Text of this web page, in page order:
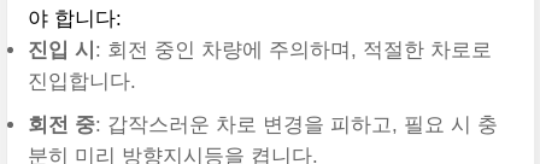
야 합니다:
진입 시 : 회전 중인 차량에 주의하며, 적절한 차로로
진입합니다.
회전 중: 갑작스러운 차로 변경을 피하고, 필요 시 충
분히 미리 방향지시등을 켭니다.